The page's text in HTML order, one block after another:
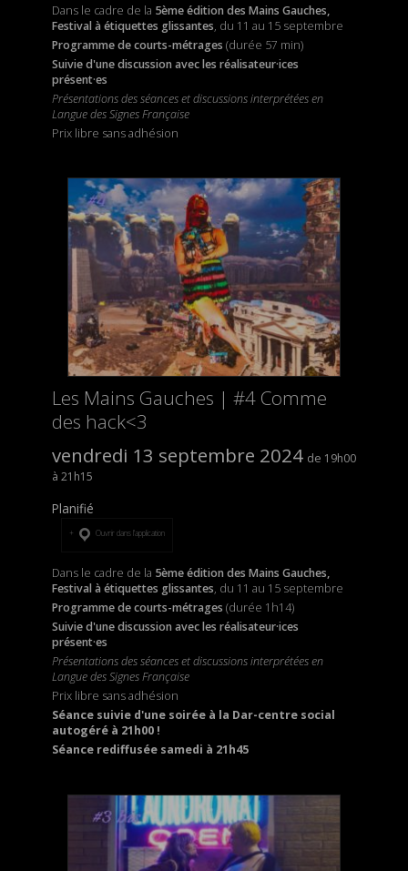
Dans le cadre de la 5ème édition des Mains Gauches,
Festival à étiquettes glissantes, du 11 au 15 septembre
Programme de courts-métrages (durée 57 min)
Suivie d'une discussion avec les réalisateur·ices
présent·es
Présentations des séances et discussions interprétées en
Langue des Signes Française
Prix libre sans adhésion
Les Mains Gauches | #4 Comme
des hack<3
vendredi 13 septembre 2024
19h00
21h15
Planifié
Ouvrir dans l’application
Dans le cadre de la 5ème édition des Mains Gauches,
Festival à étiquettes glissantes, du 11 au 15 septembre
Programme de courts-métrages (durée 1h14)
Suivie d'une discussion avec les réalisateur·ices
présent·es
Présentations des séances et discussions interprétées en
Langue des Signes Française
Prix libre sans adhésion
Séance suivie d'une soirée à la Dar-centre social
autogéré à 21h00 !
Séance rediffusée samedi à 21h45